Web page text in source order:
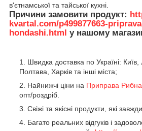
в'єтнамської та тайської кухні.
Причини замовити продукт:
kvartal.com/p499877663-
hondashi.html у нашому
Швидка доставка по Україні: Київ,
Полтава, Харків та інші міста;
Найнижчі ціни на Приправа
опт/роздріб.
Свіжі та якісні продукти, які
Багато реальних відгуків і